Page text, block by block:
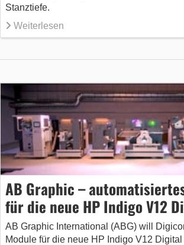
Stanztiefe.
Weiterlesen
AB Graphic –
für die neue HP Indigo V12
AB Graphic International (ABG) will
Module für die neue HP Indigo V12